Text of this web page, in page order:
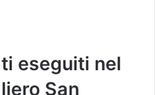
eseguiti nel
San